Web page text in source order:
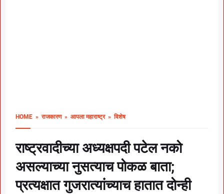
HOME » राजकारण» आपला महाराष्ट्र» विशेष
राष्ट्रवादीच्या अध्यक्षपदी पटेल नको
असल्याच्या नुसत्याच पोकळ बाता;
प्रत्यक्षात गुजरात्यांच्याच हातात दोन्ही